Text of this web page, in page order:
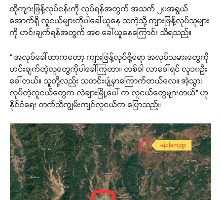
ထိုကျားဖြန့်လုပ်ငန်းကို လုပ်ရန်အတွက် အသက် ၂၀အရွယ်
အောက်ရှိ လူငယ်များကိုပါခေါ်ယူနေ သကဲ့သို့ ကျားဖြန့်လုပ်သူများ
ကို ဟင်းချက်ရန်အတွက် အစ ခေါ်ယူနေကြောင်း သိရသည်။
“ အလုပ်ခေါ်တာကတော့ ကျားဖြန့်လုပ်ဖို့ရော အလုပ်သမားတွေကို
ဟင်းချက်တဲ့လူတွေကိုပါခေါ်ကြတာ။ တစ်ခါ လာခေါ်ရင် လူ၁၀ဉီး
ခေါ်တယ်။ သူတို့လည်း သတင်းပျံ့မှာကြောက်တယ်လေ။ အဲ့သွား
လုပ်တဲ့လူငယ်တွေက လဲချားမြို့ပေါ် က လူငယ်တွေများတယ်” ဟု
နိုင်ငံရေး တက်သိကျွမ်းကျင်လူငယ်က ပြောသည်။